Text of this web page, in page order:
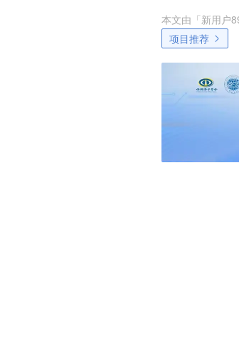
本文由「新用户
项目推荐